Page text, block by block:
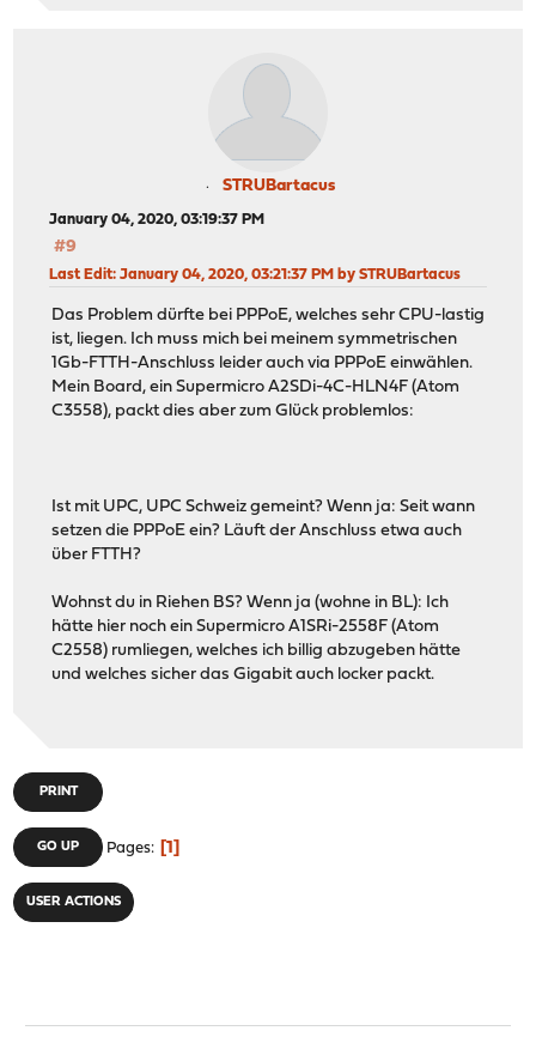
STRUBartacus
January 04, 2020, 03:19:37 PM
#9
Last Edit: January 04, 2020, 03:21:37 PM by STRUBartacus
Das Problem dürfte bei PPPoE, welches sehr CPU-lastig
ist, liegen. Ich muss mich bei meinem symmetrischen
1Gb-FTTH-Anschluss leider auch via PPPoE einwählen.
Mein Board, ein Supermicro A2SDi-4C-HLN4F (Atom
C3558), packt dies aber zum Glück problemlos:
Ist mit UPC, UPC Schweiz gemeint? Wenn ja: Seit wann
setzen die PPPoE ein? Läuft der Anschluss etwa auch
über FTTH?
Wohnst du in Riehen BS? Wenn ja (wohne in BL): Ich
hätte hier noch ein Supermicro A1SRi-2558F (Atom
C2558) rumliegen, welches ich billig abzugeben hätte
und welches sicher das Gigabit auch locker packt.
PRINT
GO UP Pages 1
USER ACTIONS